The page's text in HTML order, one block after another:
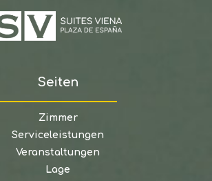
Seiten
Zimmer
Serviceleistungen
Veranstaltungen
Lage